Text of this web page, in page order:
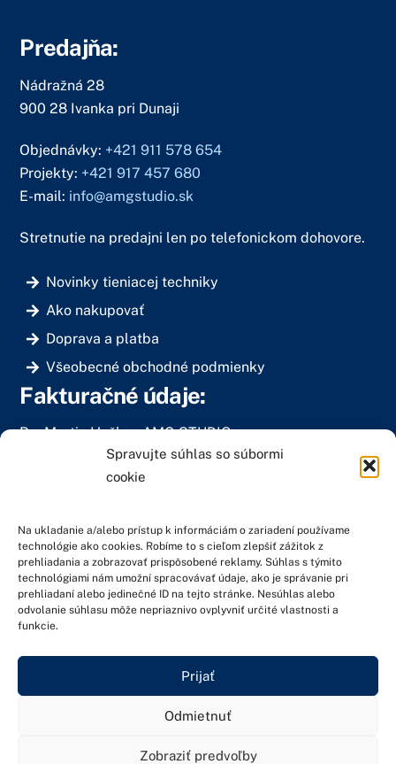
Spravujte súhlas so súbormi
cookie
Na ukladanie a/alebo prístup k informáciám o zariadení používame
technológie ako cookies. Robíme to s cieľom zlepšiť zážitok z
prehliadania a zobrazovať prispôsobené reklamy. Súhlas s týmito
technológiami nám umožní spracovávať údaje, ako je správanie pri
prehliadaní alebo jedinečné ID na tejto stránke. Nesúhlas alebo
odvolanie súhlasu môže nepriaznivo ovplyvniť určité vlastnosti a
funkcie.
Prijať
Odmietnuť
Zobraziť predvoľby
Predajňa:
Nádražná 28
900 28 Ivanka pri Dunaji
Objednávky: +421 911 578 654
Projekty: +421 917 457 680
E-mail: info@amgstudio.sk
Stretnutie na predajni len po telefonickom dohovore.
Novinky tieniacej techniky
Ako nakupovať
Doprava a platba
Všeobecné obchodné podmienky
Fakturačné údaje:
Bc. Martin Haško – AMG STUDIO
Muškátová 2281/9
900 28 Ivanka pri Dunaji
DIČ: 1048117840
IČ DPH: SK1048117840
© 2023-2024 ESHOP AMG STUDIO. Weby od
POLITIKA COOKIES
ZÁSADY SPRACÚVANIA OSOBNÝCH ÚDAJOV